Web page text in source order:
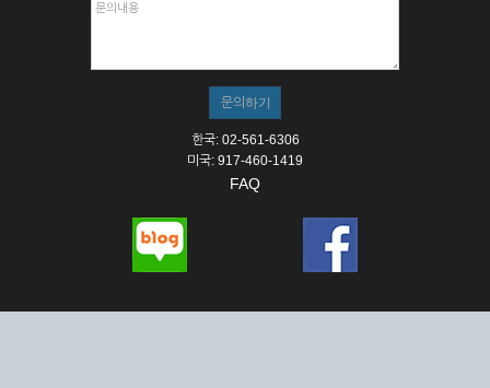
한국: 02-561-6306
미국: 917-460-1419
FAQ